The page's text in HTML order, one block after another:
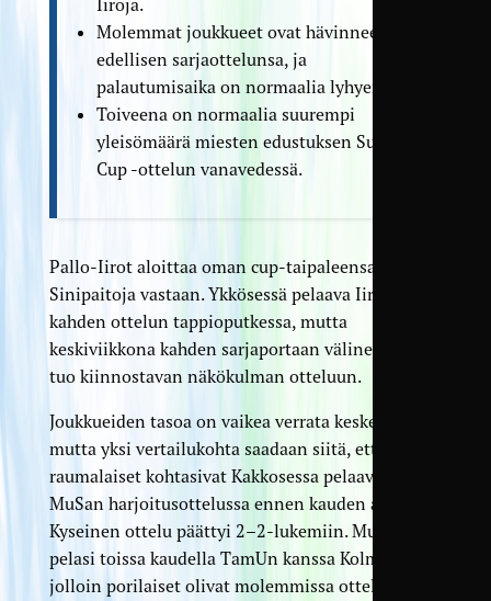
Iiroja.
Molemmat joukkueet ovat hävinneet
edellisen sarjaottelunsa, ja
palautumisaika on normaalia lyhyempi.
Toiveena on normaalia suurempi
yleisömäärä miesten edustuksen Suomen
Cup -ottelun vanavedessä.
Pallo-Iirot aloittaa oman cup-taipaleensa
Sinipaitoja vastaan. Ykkösessä pelaava Iirot on
kahden ottelun tappioputkessa, mutta
keskiviikkona kahden sarjaportaan välinen ero
tuo kiinnostavan näkökulman otteluun.
Joukkueiden tasoa on vaikea verrata keskenään,
mutta yksi vertailukohta saadaan siitä, että
raumalaiset kohtasivat Kakkosessa pelaavan
MuSan harjoitusottelussa ennen kauden alkua.
Kyseinen ottelu päättyi 2–2-lukemiin. MuSa
pelasi toissa kaudella TamUn kanssa Kolmosessa,
jolloin porilaiset olivat molemmissa otteluissa